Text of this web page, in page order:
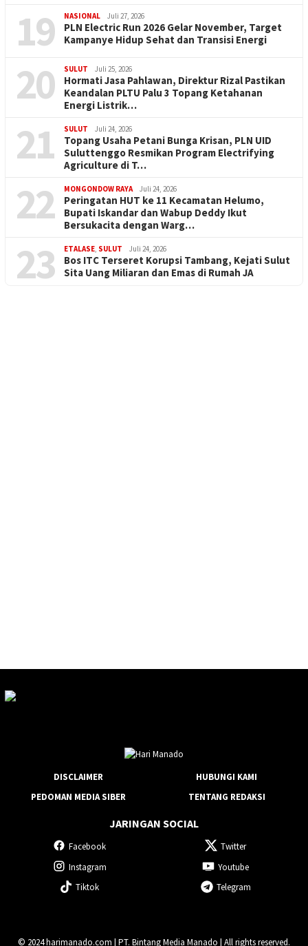
19 NASIONAL Juli 27, 2026
PLN Electric Run 2026 Gelar November, Target
Kampanye Hidup Sehat dan Transisi Energi
20 SULUT Juli 25, 2026
Hormati Jasa Pahlawan, Direktur Rizal Pastikan
Keandalan PLTU Palu 3 Topang Ketahanan
Energi Listrik…
21 SULUT Juli 24, 2026
Topang Usaha Petani Bunga Krisan, PLN UID
Suluttenggo Resmikan Program Electrifying
Agriculture di T…
22 MONGONDOW RAYA Juli 24, 2026
Peringatan HUT ke 11 Kecamatan Helumo,
Bupati Iskandar dan Wabup Deddy Ikut
Bersukacita dengan Warg…
23 ETALASE, SULUT Juli 24, 2026
Bos ITC Terseret Korupsi Tambang, Kejati Sulut
Sita Uang Miliaran dan Emas di Rumah JA
DISCLAIMER
HUBUNGI KAMI
PEDOMAN MEDIA SIBER
TENTANG REDAKSI
JARINGAN SOCIAL
Facebook
Twitter
Instagram
Youtube
Tiktok
Telegram
© 2024 harimanado.com | PT. Bintang Media Manado | All rights reserved.